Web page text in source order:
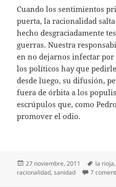
Cuando los sentimientos
puerta, la racionalidad
hecho desgraciadamente
guerras. Nuestra
en no dejarnos infectar
los políticos hay que
desde luego, su difusión,
fuera de órbita a los
escrúpulos que, como
promover el odio.
Publicado
el
27 noviembre, 2011 la rioja
racionalidad,sanidad 7